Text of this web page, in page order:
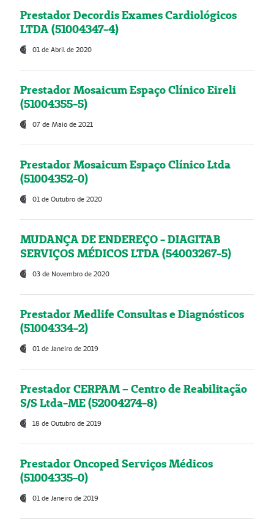
Prestador Decordis Exames Cardiológicos
LTDA (51004347-4)
01 de Abril de 2020
Prestador Mosaicum Espaço Clínico Eireli
(51004355-5)
07 de Maio de 2021
Prestador Mosaicum Espaço Clínico Ltda
(51004352-0)
01 de Outubro de 2020
MUDANÇA DE ENDEREÇO - DIAGITAB
SERVIÇOS MÉDICOS LTDA (54003267-5)
03 de Novembro de 2020
Prestador Medlife Consultas e Diagnósticos
(51004334-2)
01 de Janeiro de 2019
Prestador CERPAM – Centro de Reabilitação
S/S Ltda-ME (52004274-8)
18 de Outubro de 2019
Prestador Oncoped Serviços Médicos
(51004335-0)
01 de Janeiro de 2019